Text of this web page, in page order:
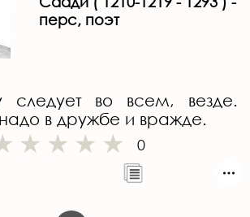
перс, поэт
следует во всем, везде.
в дружбе и вражде.
0